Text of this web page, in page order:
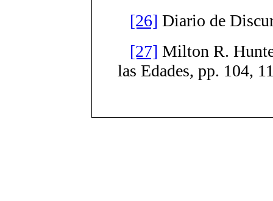
[26] Diario de
[27] Milton R.
las Edades, pp. 104,